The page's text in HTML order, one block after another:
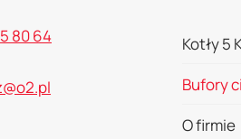
80 64 Kotły 5
Bufory
O firmie